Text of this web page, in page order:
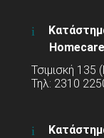
Τσιμισκή
Τηλ: 2310